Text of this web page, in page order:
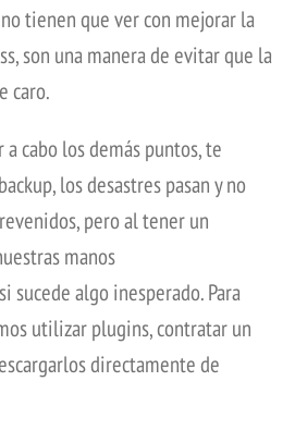
tienen que ver con mejorar la
son una manera de evitar que la
caro.
cabo los demás puntos, te
los desastres pasan y no
pero al tener un
manos
sucede algo inesperado. Para
utilizar plugins, contratar un
directamente de